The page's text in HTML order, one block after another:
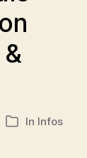
Kategorien
In Infos